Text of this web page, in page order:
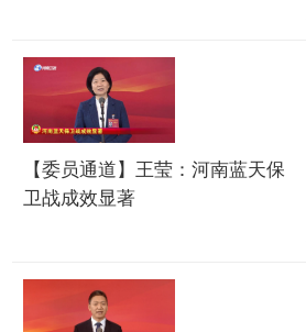
【委员通道】王莹：河南蓝天保
卫战成效显著